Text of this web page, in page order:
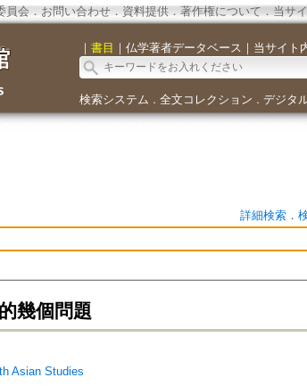
員会． お問い合わせ． 資料提供． 著作権について．当サ
｜ 書目 ｜ 仏学著者データベース ｜ 当サイト
検索システム ． 全文コレクション ． デジタ
詳細検索．
幾個問題
Asian Studies